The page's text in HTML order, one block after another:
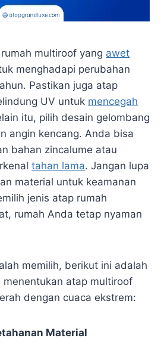
multiroof yang awet
menghadapi perubahan
Pastikan juga atap
UV untuk mencegah
itu, pilih desain gelombang
angin kencang. Anda bisa
bahan zincalume atau
tahan lama. Jangan lupa
material untuk keamanan
jenis atap rumah
rumah Anda tetap nyaman
memilih, berikut ini adalah
atap multiroof
dengan cuaca ekstrem:
Material